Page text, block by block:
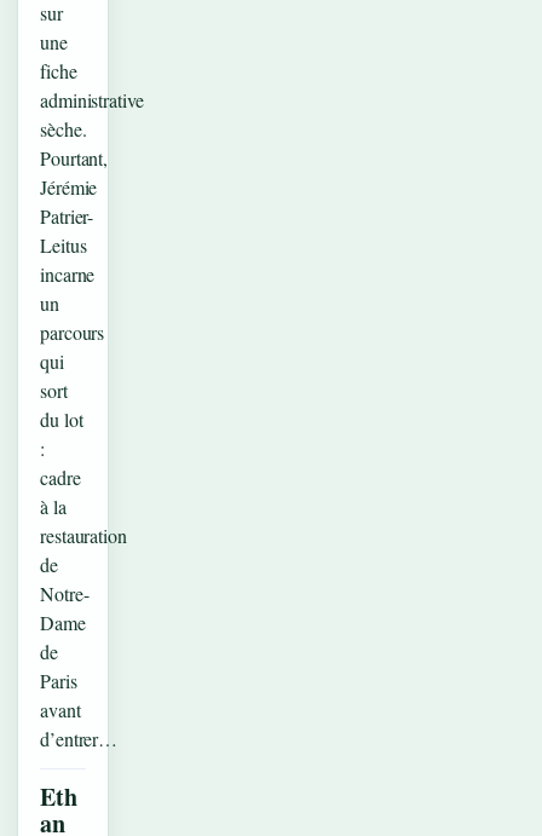
sur
une
fiche
administrative
sèche.
Pourtant,
Jérémie
Patrier-
Leitus
incarne
un
parcours
qui
sort
du lot
:
cadre
à la
restauration
de
Notre-
Dame
de
Paris
avant
d’entrer…
Eth
an